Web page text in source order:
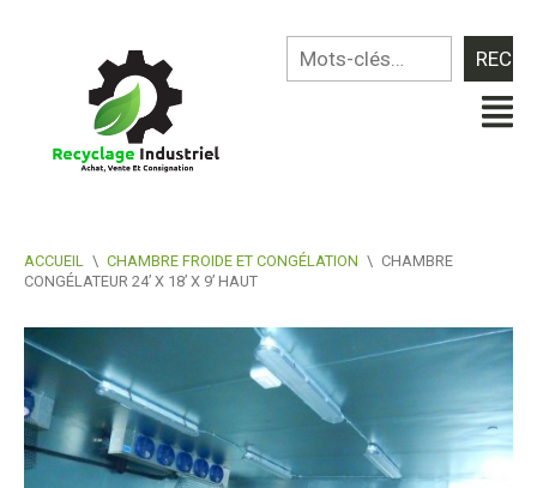
ACCUEIL \ CHAMBRE FROIDE ET CONGÉLATION \ CHAMBRE
CONGÉLATEUR 24’ X 18’ X 9’ HAUT